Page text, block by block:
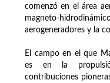
comenzó en el área
magneto-
aerogeneradores y la
El campo en el que
es en la
contribuciones